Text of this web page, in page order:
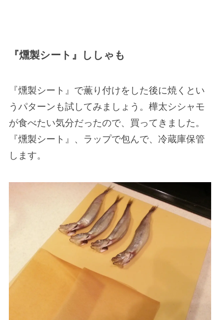
『燻製シート』ししゃも
『燻製シート』で薫り付けをした後に焼くとい
うパターンも試してみましょう。樺太シシャモ
が食べたい気分だったので、買ってきました。
『燻製シート』、ラップで包んで、冷蔵庫保管
します。